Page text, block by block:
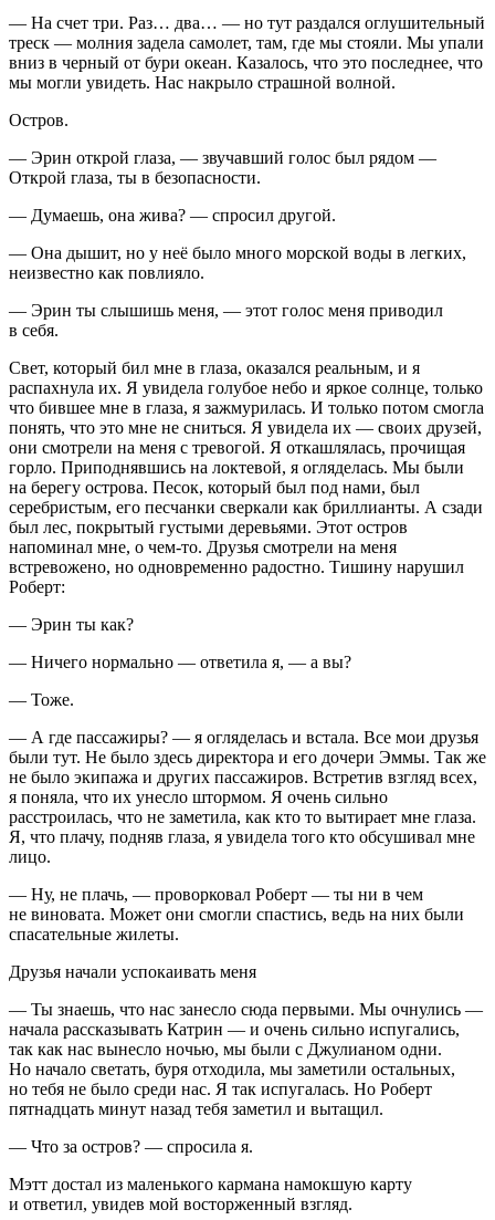
— На счет три. Раз… два… — но тут раздался оглушительный
треск — молния задела самолет, там, где мы стояли. Мы упали
вниз в черный от бури океан. Казалось, что это последнее, что
мы могли увидеть. Нас накрыло страшной волной.
Остров.
— Эрин открой глаза, — звучавший голос был рядом —
Открой глаза, ты в безопасности.
— Думаешь, она жива? — спросил другой.
— Она дышит, но у неё было много морской воды в легких,
неизвестно как повлияло.
— Эрин ты слышишь меня, — этот голос меня приводил
в себя.
Свет, который бил мне в глаза, оказался реальным, и я
распахнула их. Я увидела голубое небо и яркое солнце, только
что бившее мне в глаза, я зажмурилась. И только потом смогла
понять, что это мне не сниться. Я увидела их — своих друзей,
они смотрели на меня с тревогой. Я откашлялась, прочищая
горло. Приподнявшись на локтевой, я огляделась. Мы были
на берегу острова. Песок, который был под нами, был
серебристым, его песчанки сверкали как бриллианты. А сзади
был лес, покрытый густыми деревьями. Этот остров
напоминал мне, о чем-то. Друзья смотрели на меня
встревожено, но одновременно радостно. Тишину нарушил
Роберт:
— Эрин ты как?
— Ничего нормально — ответила я, — а вы?
— Тоже.
— А где пассажиры? — я огляделась и встала. Все мои друзья
были тут. Не было здесь директора и его дочери Эммы. Так же
не было экипажа и других пассажиров. Встретив взгляд всех,
я поняла, что их унесло штормом. Я очень сильно
расстроилась, что не заметила, как кто то вытирает мне глаза.
Я, что плачу, подняв глаза, я увидела того кто обсушивал мне
лицо.
— Ну, не плачь, — проворковал Роберт — ты ни в чем
не виновата. Может они смогли спастись, ведь на них были
спасательные жилеты.
Друзья начали успокаивать меня
— Ты знаешь, что нас занесло сюда первыми. Мы очнулись —
начала рассказывать Катрин — и очень сильно испугались,
так как нас вынесло ночью, мы были с Джулианом одни.
Но начало светать, буря отходила, мы заметили остальных,
но тебя не было среди нас. Я так испугалась. Но Роберт
пятнадцать минут назад тебя заметил и вытащил.
— Что за остров? — спросила я.
Мэтт достал из маленького кармана намокшую карту
и ответил, увидев мой восторженный взгляд.